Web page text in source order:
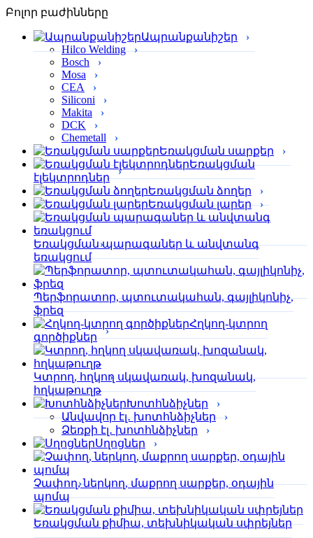
Բոլոր բաժինները
Ապրանքանիշեր
Hilco Welding
Bosch
Mosa
CEA
Siliconi
Makita
DCK
Chemetall
Եռակցման սարքեր
Եռակցման
էլեկտրոդներ
Եռակցման ձողեր
Եռակցման լարեր
Եռակցման պարագաներ և անվտանգ
եռակցում
Պերֆորա­տոր, պտուտակահան, գայլիկոնիչ,
ֆրեզ
Հղկող-կտրող
գործիքներ
Կտրող, հղկող սկավառակ, խոզանակ,
հղկաթուղթ
Խոտհնձիչներ
Անվավոր էլ․ խոտհնձիչներ
Ձեռքի էլ․ խոտհնձիչներ
Սղոցներ
Չափող, ներկող, մաքրող սարքեր, օդային
պոմպ
Եռակցման քիմիա, տեխնիկական սփրեյներ